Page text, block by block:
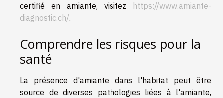
certifié en amiante, visitez
https://www.amiante-
diagnostic.ch/.
Comprendre les risques pour la
santé
La présence d'amiante dans l'habitat peut être
source de diverses pathologies liées à l'amiante,